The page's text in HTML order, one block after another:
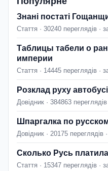
Знані постаті
Стаття · 30240 переглядів ·
Таблицы табели о
империи
Стаття · 14445 переглядів ·
Розклад руху
Довідник · 384863
Шпаргалка по
Довідник · 20175 переглядів
Сколько Русь
Стаття · 15347 переглядів ·